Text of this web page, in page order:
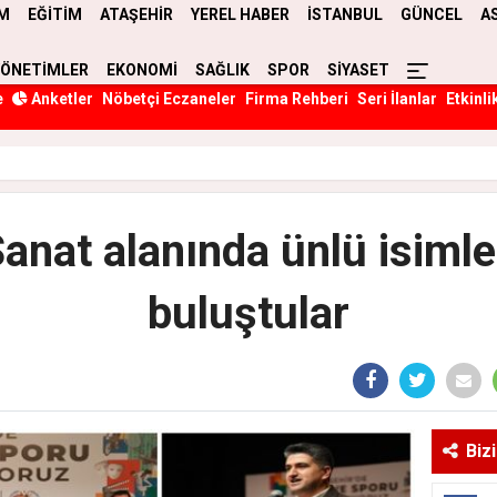
EĞİTİM ATAŞEHİR YEREL HABER İSTANBUL GÜNCEL
EKONOMİ SAĞLIK SPOR
SİYASET
Anketler Nöbetçi Eczaneler Firma Rehberi Seri İlanlar
alanında ünlü
buluştular